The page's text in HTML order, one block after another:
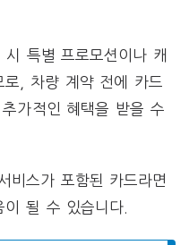
특별 프로모션이나 캐
로, 차량 계약 전에 카드
가적인 혜택을 받을 수
비스가 포함된 카드라면
될 수 있습니다.